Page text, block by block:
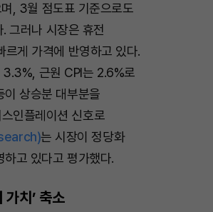
, 3월 점도표 기준으로도
그러나 시장은 휴전
게 가격에 반영하고 있다.
3.3%, 근원 CPI는 2.6%로
이 상승분 대부분을
인플레이션 신호로
는 시장이 정당화
고 있다고 평가했다.
치’ 축소